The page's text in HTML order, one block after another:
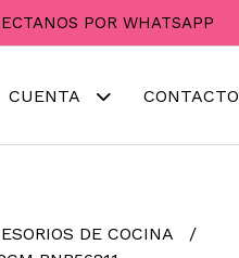
POR WHATSAPP
CUENTA CONTACTO
DE COCINA